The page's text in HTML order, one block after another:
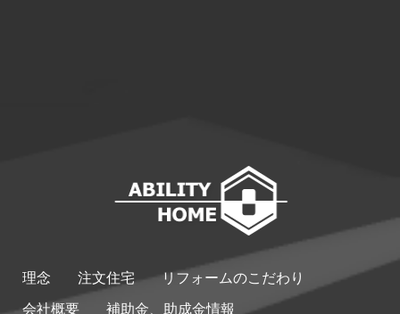
理念 注文住宅
リフォームのこだわり
会社概要
補助金、助成金情報